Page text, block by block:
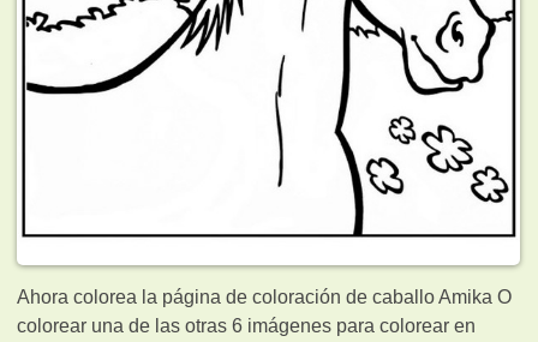
Ahora colorea la página de coloración de caballo Amika O
colorear una de las otras 6 imágenes para colorear en